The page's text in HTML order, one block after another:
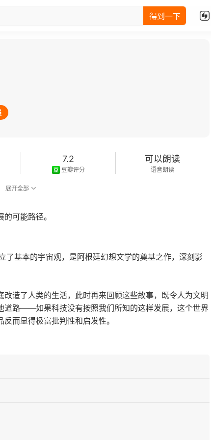
得到一下
7.2
豆瓣评分
可以朗读
语音朗读
展开全部
可能路径。
基本的宇宙观，是阿根廷幻想文学的奠基之作，深刻影
造了人类的生活，此时再来回顾这些故事，既令人为文明
道路——如果科技没有按照我们所知的这样发展，这个世界
而显得极富批判性和启发性。